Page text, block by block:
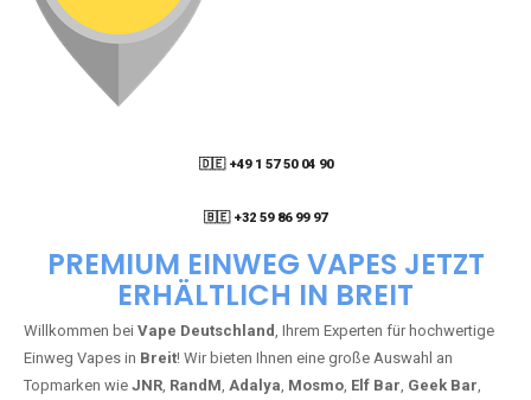
🇩🇪 +49 1 57 50 04 90
🇧🇪 +32 59 86 99 97
PREMIUM EINWEG VAPES JETZT
ERHÄLTLICH IN BREIT
Willkommen bei Vape Deutschland, Ihrem Experten für hochwertige
Einweg Vapes in Breit! Wir bieten Ihnen eine große Auswahl an
Topmarken wie JNR, RandM, Adalya, Mosmo, Elf Bar, Geek Bar,